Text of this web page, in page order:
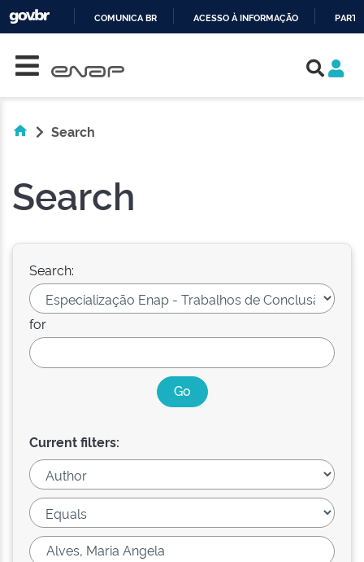
COMUNICA BR ACESSO À INFORMAÇÃO
Search
Search
Search:
for
Current filters: